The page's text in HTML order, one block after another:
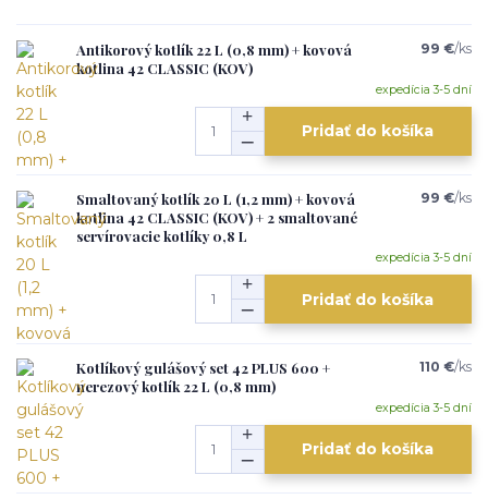
Antikorový kotlík 22 L (0,8 mm) + kovová
kotlina 42 CLASSIC (KOV)
99 €/ks
expedícia 3-5 dní
Pridať do košíka
Smaltovaný kotlík 20 L (1,2 mm) + kovová
kotlina 42 CLASSIC (KOV) + 2 smaltované
servírovacie kotlíky 0,8 L
99 €/ks
expedícia 3-5 dní
Pridať do košíka
Kotlíkový gulášový set 42 PLUS 600 +
nerezový kotlík 22 L (0,8 mm)
110 €/ks
expedícia 3-5 dní
Pridať do košíka